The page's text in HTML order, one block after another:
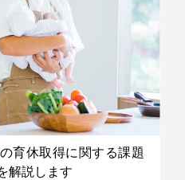
育休取得に関する課題
解説します